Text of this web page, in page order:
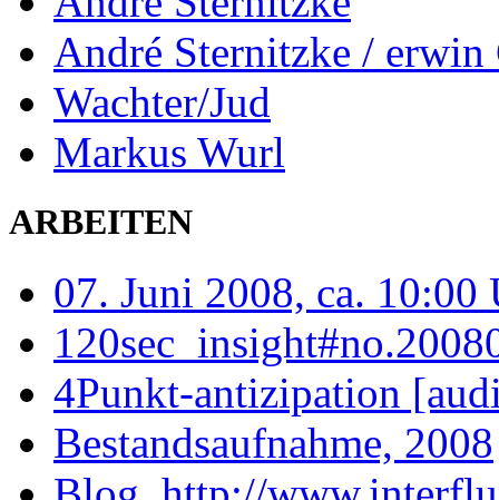
André Sternitzke / erwin
Wachter/Jud
Markus Wurl
ARBEITEN
07. Juni 2008, ca.
4Punkt-antizipation
Bestandsaufnahme, 2008